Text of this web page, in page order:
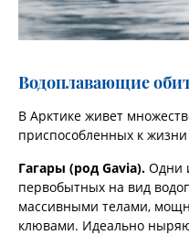
Водоплавающие
В Арктике живет
приспособленных к
Гагары (род Gavia). Одни
первобытных на вид
массивными телами,
клювами. Идеально